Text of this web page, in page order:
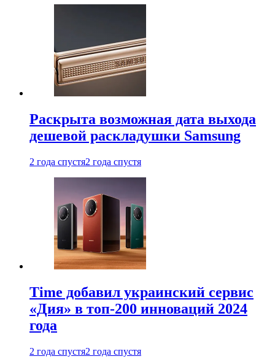
Раскрыта возможная дата выхода
дешевой раскладушки Samsung
2 года спустя2 года спустя
Time добавил украинский сервис
«Дия» в топ-200 инноваций 2024
года
2 года спустя2 года спустя